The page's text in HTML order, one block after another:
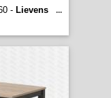
- Lievens
...